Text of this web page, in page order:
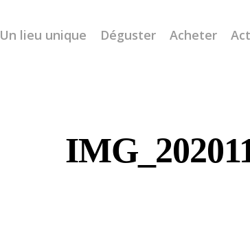
Un lieu unique Déguster Acheter